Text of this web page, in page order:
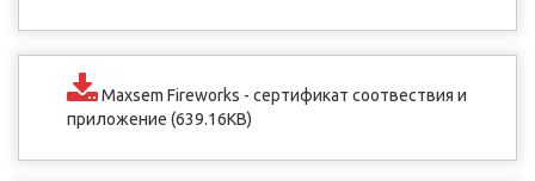
Maxsem Fireworks - сертификат соотвествия и
приложение (639.16KB)